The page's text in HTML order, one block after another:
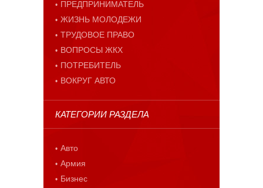
ПРЕДПРИНИМАТЕЛЬ
ЖИЗНЬ МОЛОДЕЖИ
ТРУДОВОЕ ПРАВО
ВОПРОСЫ ЖКХ
ПОТРЕБИТЕЛЬ
ВОКРУГ АВТО
КАТЕГОРИИ РАЗДЕЛА
Авто
Армия
Бизнес